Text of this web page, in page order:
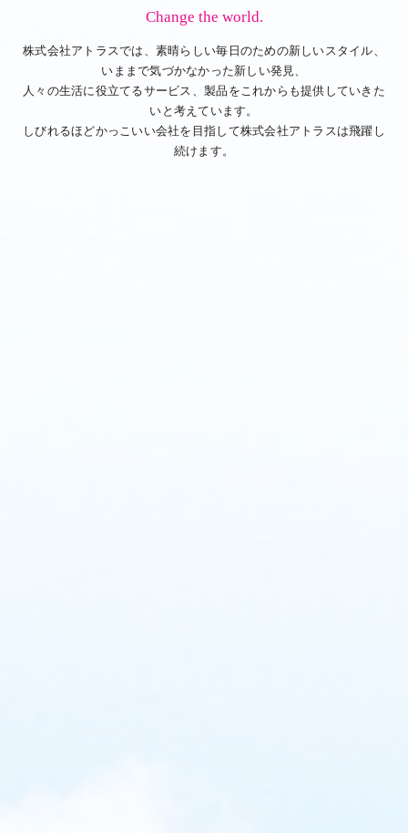
Change the world.
株式会社アトラスでは、素晴らしい毎日のための新しいスタイル、
いままで気づかなかった新しい発見、
人々の生活に役立てるサービス、製品をこれからも提供していきた
いと考えています。
しびれるほどかっこいい会社を目指して株式会社アトラスは飛躍し
続けます。